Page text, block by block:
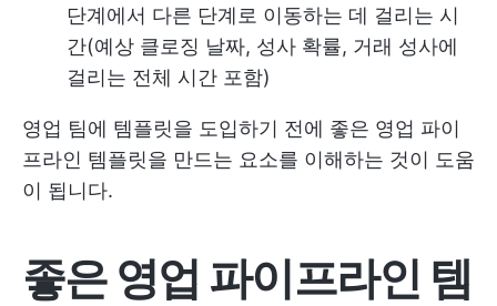
단계에서 다른 단계로 이동하는 데 걸리는 시
간(예상 클로징 날짜, 성사 확률, 거래 성사에
걸리는 전체 시간 포함)
영업 팀에 템플릿을 도입하기 전에 좋은 영업 파이
프라인 템플릿을 만드는 요소를 이해하는 것이 도움
이 됩니다.
좋은 영업 파이프라인 템